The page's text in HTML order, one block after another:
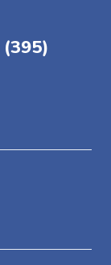
(395)